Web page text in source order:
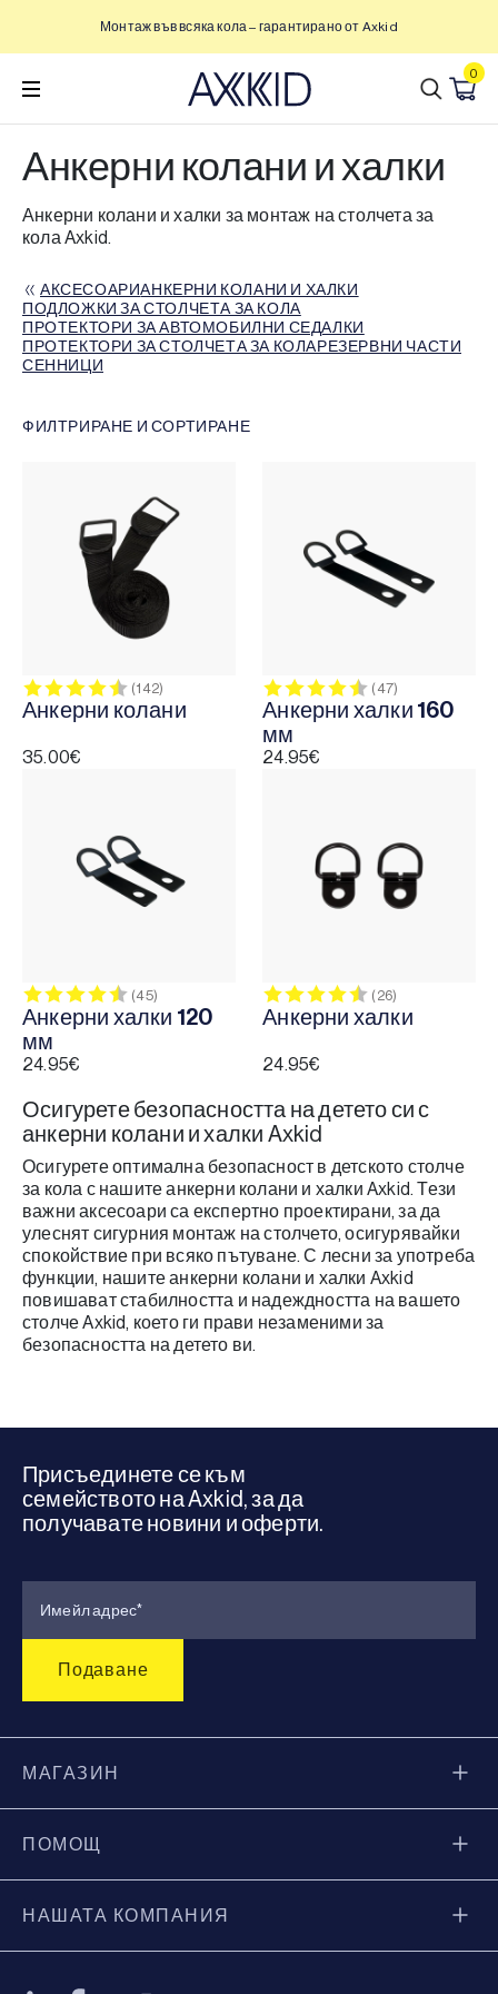
съдържанието
Монтаж във всяка кола – гарантирано от Axkid
0
Анкерни колани и халки
Анкерни колани и халки за монтаж на столчета за
кола Axkid.
АКСЕСОАРИ
АКСЕСОАРИ
АНКЕРНИ КОЛАНИ И ХАЛКИ
АНКЕРНИ КОЛАНИ И ХАЛКИ
ПОДЛОЖКИ ЗА СТОЛЧЕТА ЗА КОЛА
ПОДЛОЖКИ ЗА СТОЛЧЕТА ЗА КОЛА
ПРОТЕКТОРИ ЗА АВТОМОБИЛНИ СЕДАЛКИ
ПРОТЕКТОРИ ЗА АВТОМОБИЛНИ СЕДАЛКИ
ПРОТЕКТОРИ ЗА СТОЛЧЕТА ЗА КОЛА
ПРОТЕКТОРИ ЗА СТОЛЧЕТА ЗА КОЛА
РЕЗЕРВНИ ЧАСТИ
СЕННИЦИ
ФИЛТРИРАНЕ И СОРТИРАНЕ
Тип аксесоар
Comfort & Protection
Installation
Съвместимост на продуктите
Minikid 3
Minikid 4
Movekid
Wolmax
Rating: (142) 4.7 out of 5 stars
Анкерни колани
35.00€
Rating: (47)
Анкерни халки 160
мм
24.95€
Rating: (45) 4.6 out of 5 stars
Анкерни халки 120
мм
24.95€
Rating: (26)
Анкерни халки
24.95€
Осигурете безопасността на детето си с
анкерни колани и халки Axkid
Осигурете оптимална безопасност в детското столче
за кола с нашите анкерни колани и халки Axkid. Тези
важни аксесоари са експертно проектирани, за да
улеснят сигурния монтаж на столчето, осигурявайки
спокойствие при всяко пътуване. С лесни за употреба
функции, нашите анкерни колани и халки Axkid
повишават стабилността и надеждността на вашето
столче Axkid, което ги прави незаменими за
безопасността на детето ви.
Присъединете се към
семейството на Axkid, за да
получавате новини и оферти.
МАГАЗИН
ПОМОЩ
НАШАТА КОМПАНИЯ